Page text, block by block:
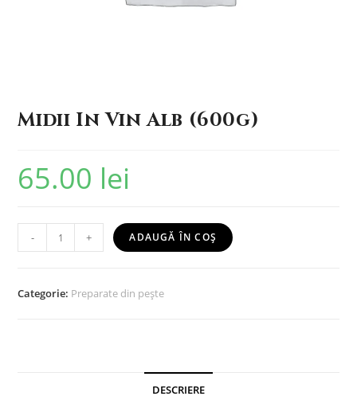
Midii In Vin Alb (600g)
65.00 lei
- + ADAUGĂ ÎN COȘ
Categorie: Preparate din pește
DESCRIERE